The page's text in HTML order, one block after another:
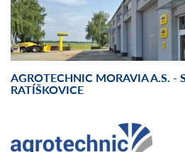
AGROTECHNIC MORAVIA A.S. -
RATÍŠKOVICE